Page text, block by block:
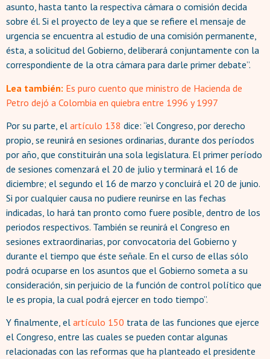
asunto, hasta tanto la respectiva cámara o comisión decida
sobre él. Si el proyecto de ley a que se refiere el mensaje de
urgencia se encuentra al estudio de una comisión permanente,
ésta, a solicitud del Gobierno, deliberará conjuntamente con la
correspondiente de la otra cámara para darle primer debate”.
Lea también: Es puro cuento que ministro de Hacienda de
Petro dejó a Colombia en quiebra entre 1996 y 1997
Por su parte, el artículo 138 dice: “el Congreso, por derecho
propio, se reunirá en sesiones ordinarias, durante dos períodos
por año, que constituirán una sola legislatura. El primer período
de sesiones comenzará el 20 de julio y terminará el 16 de
diciembre; el segundo el 16 de marzo y concluirá el 20 de junio.
Si por cualquier causa no pudiere reunirse en las fechas
indicadas, lo hará tan pronto como fuere posible, dentro de los
periodos respectivos. También se reunirá el Congreso en
sesiones extraordinarias, por convocatoria del Gobierno y
durante el tiempo que éste señale. En el curso de ellas sólo
podrá ocuparse en los asuntos que el Gobierno someta a su
consideración, sin perjuicio de la función de control político que
le es propia, la cual podrá ejercer en todo tiempo”.
Y finalmente, el artículo 150 trata de las funciones que ejerce
el Congreso, entre las cuales se pueden contar algunas
relacionadas con las reformas que ha planteado el presidente